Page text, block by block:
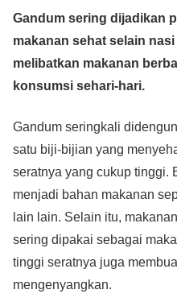
c
e
b
o
k
tt
er
at
s
A
p
e
Gandum sering dijadikan
makanan sehat selain
melibatkan makanan
konsumsi sehari-hari.
Gandum seringkali
satu biji-bijian yang
seratnya yang cukup tinggi.
menjadi bahan makanan
lain lain. Selain itu,
sering dipakai sebagai
tinggi seratnya juga
mengenyangkan.